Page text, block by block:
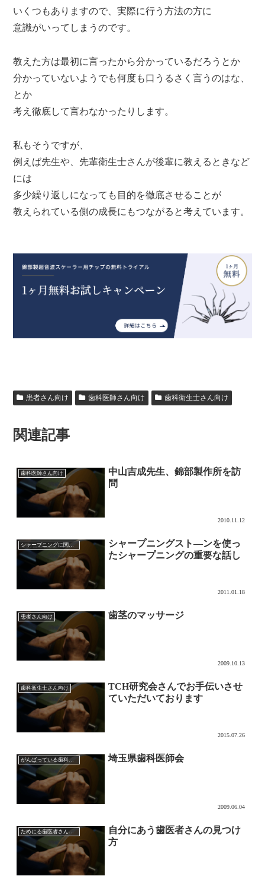
いくつもありますので、実際に行う方法の方に
意識がいってしまうのです。
教えた方は最初に言ったから分かっているだろうとか
分かっていないようでも何度も口うるさく言うのはな、
とか
考え徹底して言わなかったりします。
私もそうですが、
例えば先生や、先輩衛生士さんが後輩に教えるときなど
には
多少繰り返しになっても目的を徹底させることが
教えられている側の成長にもつながると考えています。
患者さん向け 歯科医師さん向け 歯科衛生士さん向け
関連記事
歯科医師さん向け
中山吉成先生、錦部製作所を訪
問
2010.11.12
シャープニングに関して
シャープニングスト―ンを使っ
たシャープニングの重要な話し
2011.01.18
患者さん向け 歯茎のマッサージ
2009.10.13
歯科衛生士さん向け
TCH研究会さんでお手伝いさせ
ていただいております
2015.07.26
がんばっている歯科医師会 埼玉県歯科医師会
2009.06.04
ためにる歯医者さんのブログ
自分にあう歯医者さんの見つけ
方